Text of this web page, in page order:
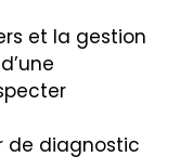
et la gestion
de diagnostic